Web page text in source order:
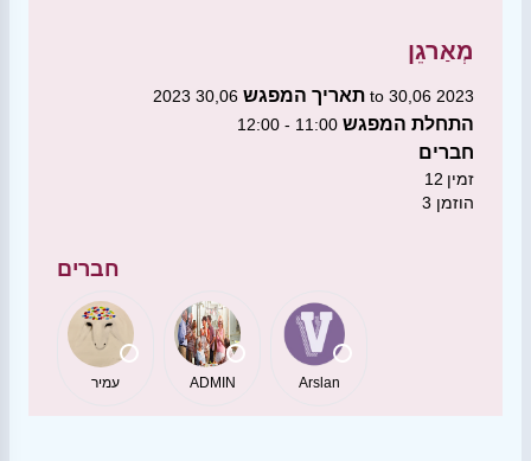
מְאַרגֵן
תאריך המפגש 30,06 2023 to 30,06 2023
התחלת המפגש 11:00 - 12:00
חברים
12 זמין
3 הוזמן
חברים
עמיר ADMIN Arslan